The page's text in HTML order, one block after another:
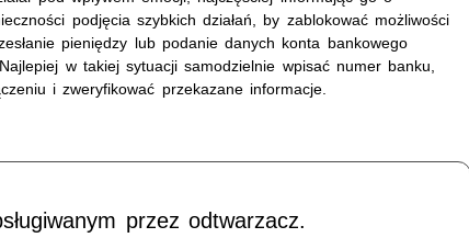
podjęcia szybkich działań, by zablokować możliwości
pieniędzy lub podanie danych konta bankowego
w takiej sytuacji samodzielnie wpisać numer banku,
i zweryfikować przekazane informacje.
przez odtwarzacz.